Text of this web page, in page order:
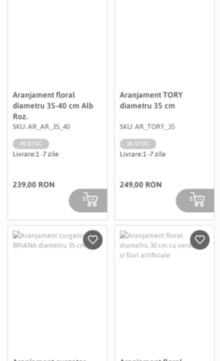
Aranjament floral
diametru 35-40 cm Alb
Roz.
SKU: AR_AR_35_40
IN STOC
Livrare:1 -7 zile
239,00 RON
Aranjament TORY
diametru 35 cm
SKU: AR_TORY_35
IN STOC
Livrare:1 -7 zile
249,00 RON
Salveaza in Wishlist